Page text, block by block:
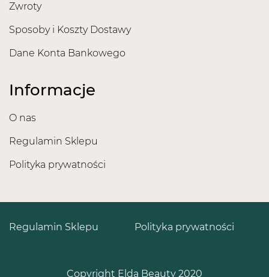
Zwroty
Sposoby i Koszty Dostawy
Dane Konta Bankowego
Informacje
O nas
Regulamin Sklepu
Polityka prywatności
Copyright Elda Beauty 2020
Polityka prywatności
Regulamin Sklepu